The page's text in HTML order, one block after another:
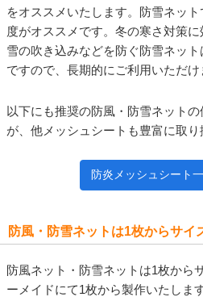
をオススメいたします。防雪ネッ
度がオススメです。冬の寒さ対策に
雪の吹き込みなどを防ぐ防雪ネッ
ですので、長期的にご利用いただけ
以下にも推奨の防風・防雪ネット
が、他メッシュシートも豊富に取り
防炎メッシュシート
防風・防雪ネットは1枚からサイ
防風ネット・防雪ネットは1枚から
ーメイドにて1枚から製作いたしま